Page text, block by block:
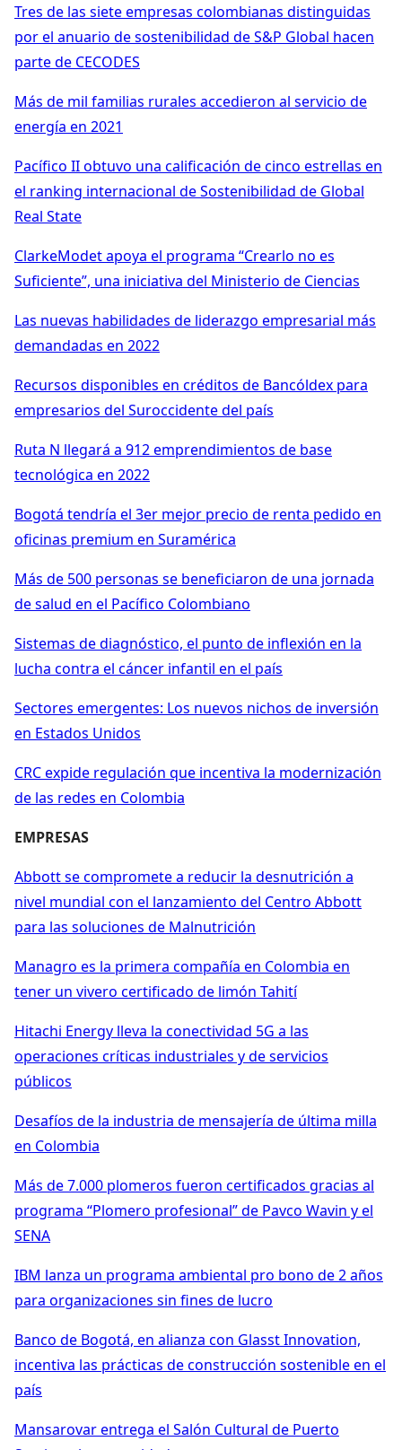
Tres de las siete empresas colombianas distinguidas
por el anuario de sostenibilidad de S&P Global hacen
parte de CECODES
Más de mil familias rurales accedieron al servicio de
energía en 2021
Pacífico II obtuvo una calificación de cinco estrellas en
el ranking internacional de Sostenibilidad de Global
Real State
ClarkeModet apoya el programa “Crearlo no es
Suficiente”, una iniciativa del Ministerio de Ciencias
Las nuevas habilidades de liderazgo empresarial más
demandadas en 2022
Recursos disponibles en créditos de Bancóldex para
empresarios del Suroccidente del país
Ruta N llegará a 912 emprendimientos de base
tecnológica en 2022
Bogotá tendría el 3er mejor precio de renta pedido en
oficinas premium en Suramérica
Más de 500 personas se beneficiaron de una jornada
de salud en el Pacífico Colombiano
Sistemas de diagnóstico, el punto de inflexión en la
lucha contra el cáncer infantil en el país
Sectores emergentes: Los nuevos nichos de inversión
en Estados Unidos
CRC expide regulación que incentiva la modernización
de las redes en Colombia
EMPRESAS
Abbott se compromete a reducir la desnutrición a
nivel mundial con el lanzamiento del Centro Abbott
para las soluciones de Malnutrición
Managro es la primera compañía en Colombia en
tener un vivero certificado de limón Tahití
Hitachi Energy lleva la conectividad 5G a las
operaciones críticas industriales y de servicios
públicos
Desafíos de la industria de mensajería de última milla
en Colombia
Más de 7.000 plomeros fueron certificados gracias al
programa “Plomero profesional” de Pavco Wavin y el
SENA
IBM lanza un programa ambiental pro bono de 2 años
para organizaciones sin fines de lucro
Banco de Bogotá, en alianza con Glasst Innovation,
incentiva las prácticas de construcción sostenible en el
país
Mansarovar entrega el Salón Cultural de Puerto